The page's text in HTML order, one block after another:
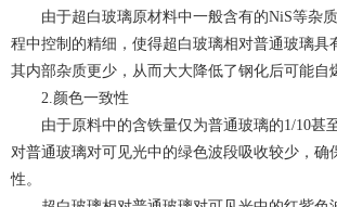
由于超白玻璃原材料中一般含有的NiS等杂
程中控制的精细，使得超白玻璃相对普通玻璃具
其内部杂质更少，从而大大降低了钢化后可能自
2.颜色一致性
由于原料中的含铁量仅为普通玻璃的1/10甚
对普通玻璃对可见光中的绿色波段吸收较少，确
性。